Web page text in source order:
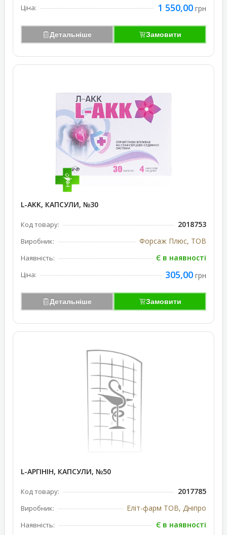
Ціна: 1 550,00 грн
Детальніше Замовити
L-AKK, КАПСУЛИ, №30
Код товару: 2018753
Виробник: Форсаж Плюс, ТОВ
Наявність: Є в наявності
Ціна: 305,00 грн
Детальніше Замовити
L-АРГІНІН, КАПСУЛИ, №50
Код товару: 2017785
Виробник: Еліт-фарм ТОВ, Дніпро
Наявність: Є в наявності